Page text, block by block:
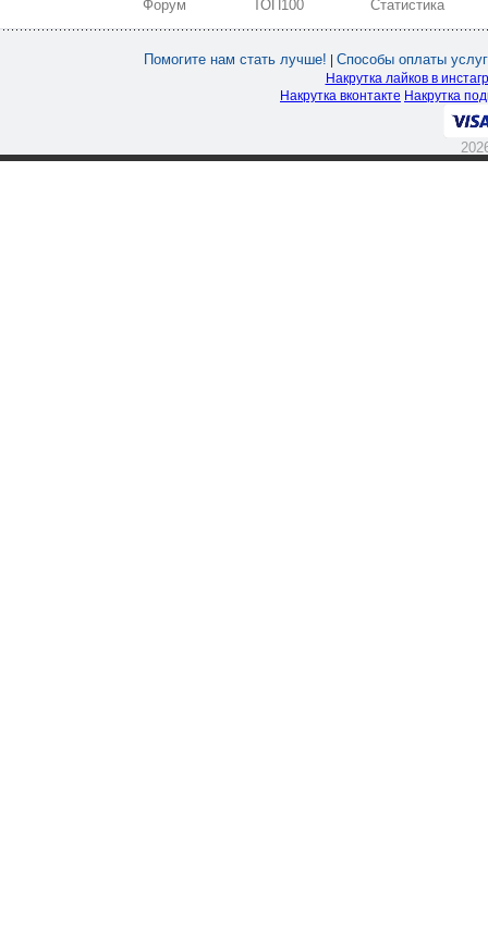
Форум ТОП100 Статистика
Помогите нам стать лучше! Способы оплаты услуг
Накрутка лайков в
Накрутка вконтакте Накрутка